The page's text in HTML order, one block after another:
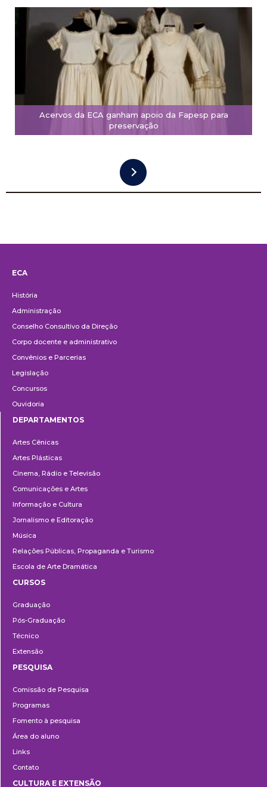
Acervos da ECA ganham apoio da Fapesp para
preservação
ECA
História
Administração
Conselho Consultivo da Direção
Corpo docente e administrativo
Convênios e Parcerias
Legislação
Concursos
Ouvidoria
DEPARTAMENTOS
Artes Cênicas
Artes Plásticas
Cinema, Rádio e Televisão
Comunicações e Artes
Informação e Cultura
Jornalismo e Editoração
Música
Relações Públicas, Propaganda e Turismo
Escola de Arte Dramática
CURSOS
Graduação
Pós-Graduação
Técnico
Extensão
PESQUISA
Comissão de Pesquisa
Programas
Fomento à pesquisa
Área do aluno
Links
Contato
CULTURA E EXTENSÃO